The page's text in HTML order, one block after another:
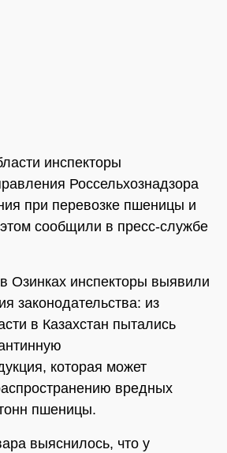
инспекторы
Россельхознадзора
при перевозке пшеницы и
сообщили в пресс-службе
Озинках инспекторы выявили
законодательства: из
в Казахстан пытались
которая может
вредных
пшеницы.
выяснилось, что у